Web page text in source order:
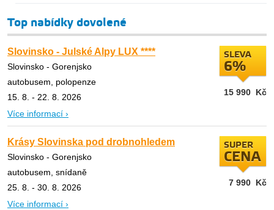
Top nabídky dovolené
Slovinsko - Julské Alpy LUX ****
Slovinsko - Gorenjsko
autobusem, polopenze
15. 8. - 22. 8. 2026
Více informací ›
SLEVA
6%
15 990 Kč
Krásy Slovinska pod drobnohledem
Slovinsko - Gorenjsko
autobusem, snídaně
25. 8. - 30. 8. 2026
Více informací ›
SUPER
CENA
7 990 Kč